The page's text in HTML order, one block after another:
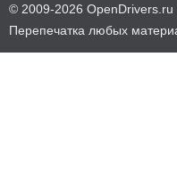
© 2009-2026 OpenDrivers.ru
Перепечатка любых